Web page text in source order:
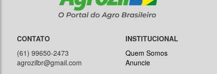
CONTATO
(61) 99650-2473
agrozilbr@gmail.com
INSTITUCIONAL
Quem Somos
Anuncie